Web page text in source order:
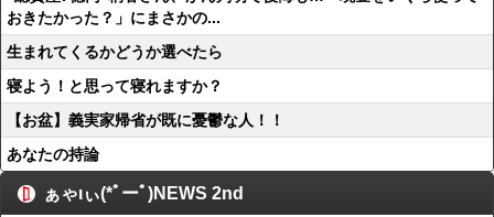
おきたかった？」にまさかの...
生まれてくるかどうか選べたら
寝よう！と思って寝れますか？
【お盆】義実家帰省が既に憂鬱な人！！
あなたの持論
ぁゃιぃ(*ﾟーﾟ)NEWS 2nd